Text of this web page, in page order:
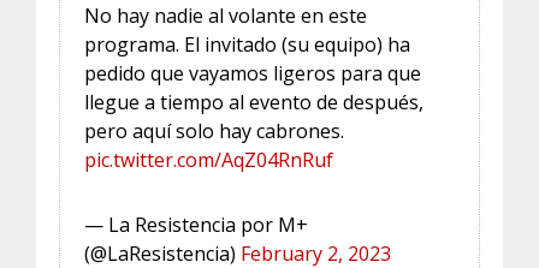
No hay nadie al volante en este
programa. El invitado (su equipo) ha
pedido que vayamos ligeros para que
llegue a tiempo al evento de después,
pero aquí solo hay cabrones.
pic.twitter.com/AqZ04RnRuf
— La Resistencia por M+
(@LaResistencia) February 2, 2023